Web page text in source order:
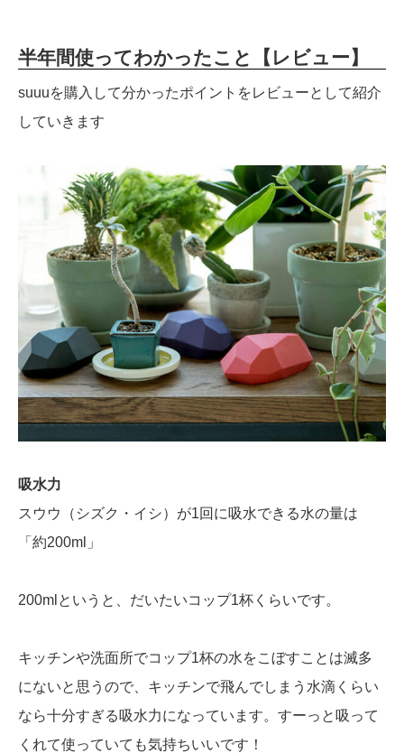
半年間使ってわかったこと【レビュー】
suuuを購入して分かったポイントをレビューとして紹介
していきます
吸水力
スウウ（シズク・イシ）が1回に吸水できる水の量は
「約200ml」
200mlというと、だいたいコップ1杯くらいです。
キッチンや洗面所でコップ1杯の水をこぼすことは滅多
にないと思うので、キッチンで飛んでしまう水滴くらい
なら十分すぎる吸水力になっています。すーっと吸って
くれて使っていても気持ちいいです！